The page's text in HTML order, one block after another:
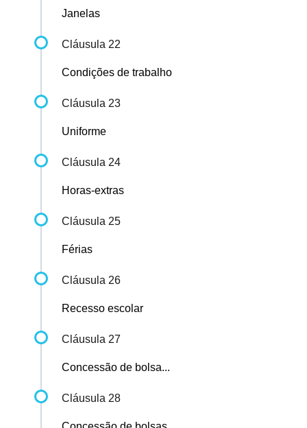
Janelas
Cláusula 22
Condições de trabalho
Cláusula 23
Uniforme
Cláusula 24
Horas-extras
Cláusula 25
Férias
Cláusula 26
Recesso escolar
Cláusula 27
Concessão de bolsa...
Cláusula 28